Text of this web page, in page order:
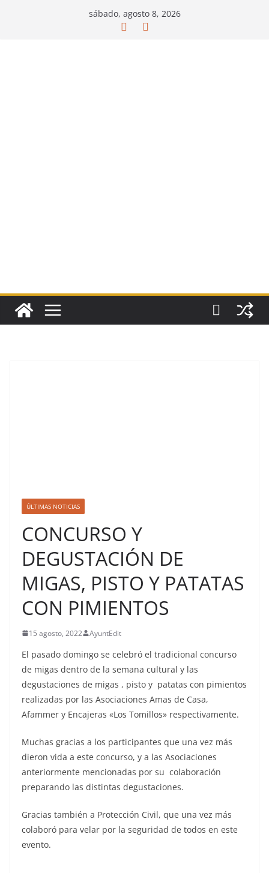
sábado, agosto 8, 2026
ÚLTIMAS NOTICIAS
CONCURSO Y
DEGUSTACIÓN DE
MIGAS, PISTO Y PATATAS
CON PIMIENTOS
15 agosto, 2022 AyuntEdit
El pasado domingo se celebró el tradicional concurso
de migas dentro de la semana cultural y las
degustaciones de migas , pisto y patatas con pimientos
realizadas por las Asociaciones Amas de Casa,
Afammer y Encajeras «Los Tomillos» respectivamente.
Muchas gracias a los participantes que una vez más
dieron vida a este concurso, y a las Asociaciones
anteriormente mencionadas por su colaboración
preparando las distintas degustaciones.
Gracias también a Protección Civil, que una vez más
colaboró para velar por la seguridad de todos en este
evento.